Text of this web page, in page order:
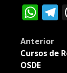
Post
Anterior
Cursos de
OSDE